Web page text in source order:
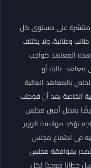
عاليًا خاصًا منتشرة على مستوى كل
وبها ما يقرب من 800 ألف طالب وطالبة، ولا يختلف
هذه المعاهد كواجب
عالية أو
بالمعاهد العالية
الخاصة بعد أن فوجئت
أيضًا بعمل أمين مجلس
تؤكد موافقة الوزير
فى اجتماع مجلس
بتاريخ 6 مارس 2025 حتى تصدر بموافقة مجلس
خطابًا موحدًا لكل